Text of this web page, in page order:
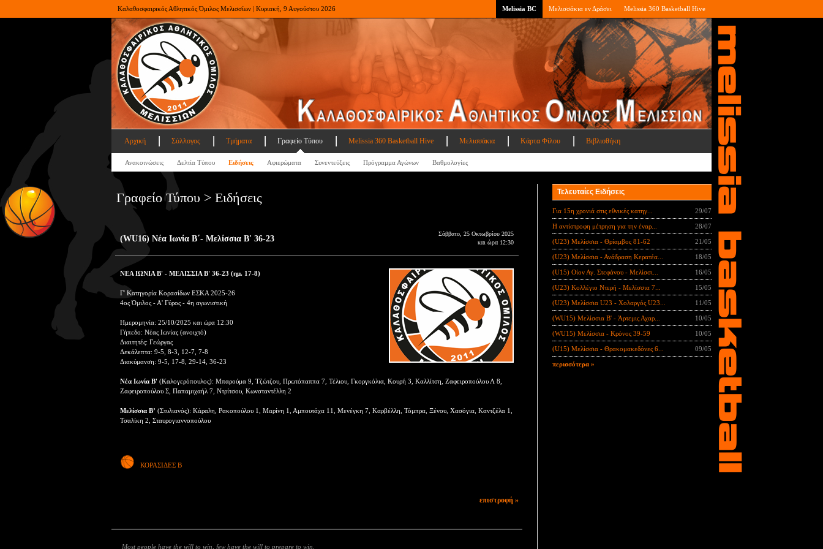
Καλαθοσφαιρικός Αθλητικός Όμιλος Μελισσίων | Κυριακή, 9 Αυγούστου 2026 Melissia BC Μελισσάκια εν Δράσει Melissia 360 Basketball Hive
Αρχική Σύλλογος Τμήματα Γραφείο Τύπου Melissia 360 Basketball Hive Μελισσάκια Κάρτα Φίλου Βιβλιοθήκη
Ανακοινώσεις Δελτία Τύπου Ειδήσεις Αφιερώματα Συνεντεύξεις Πρόγραμμα Αγώνων Βαθμολογίες
Γραφείο Τύπου > Ειδήσεις
(WU16) Νέα Ιωνία Β΄- Μελίσσια Β' 36-23
Σάββατο, 25 Οκτωβρίου 2025
και ώρα 12:30
ΝΕΑ ΙΩΝΙΑ Β' - ΜΕΛΙΣΣΙΑ Β' 36-23 (ημ. 17-8)
Γ' Κατηγορία Κορασίδων ΕΣΚΑ 2025-26
4ος Όμιλος - Α' Γύρος - 4η αγωνιστική
Ημερομηνία: 25/10/2025 και ώρα 12:30
Γήπεδο: Νέας Ιωνίας (ανοιχτό)
Διαιτητές: Γεώργας
Δεκάλεπτα: 9-5, 8-3, 12-7, 7-8
Διακύμανση: 9-5, 17-8, 29-14, 36-23
Νέα Ιωνία Β' (Καλογερόπουλος): Μπαρούμα 9, Τζώτζου, Πρωτόπαππα 7, Τέλιου, Γκοργκόλια, Κουρή 3, Καλλίτση, Ζαφειροπούλου Λ 8,
Ζαφειροπούλου Σ, Παπαμιχαήλ 7, Ντρίτσου, Κωνσταντέλλη 2
Μελίσσια Β’ (Στυλιανός): Κάραλη, Ρακοπούλου 1, Μαρίνη 1, Αμπουτάχα 11, Μενέγκη 7, Καρβέλλη, Τόμπρα, Ξένου, Χασόγια, Καντζέλα 1,
Τσαλίκη 2, Σταυρογιαννοπούλου
ΚΟΡΑΣΙΔΕΣ Β
επιστροφή »
Most people have the will to win, few have the will to prepare to win.
Τελευταίες Ειδήσεις
Για 15η χρονιά στις εθνικές κατηγ... 29/07
Η αντίστροφη μέτρηση για την έναρ... 28/07
(U23) Μελίσσια - Θρίαμβος 81-62 21/05
(U23) Μελίσσια - Ανάδραση Κερατέα... 18/05
(U15) Οίον Αγ. Στεφάνου - Μελίσσι... 16/05
(U23) Κολλέγιο Ντερή - Μελίσσια 7... 15/05
(U23) Μελίσσια U23 - Χολαργός U23... 11/05
(WU15) Μελίσσια B' - Άρτεμις Αχαρ... 10/05
(WU15) Μελίσσια - Κρόνος 39-59 10/05
(U15) Μελίσσια - Θρακομακεδόνες 6... 09/05
περισσότερα »